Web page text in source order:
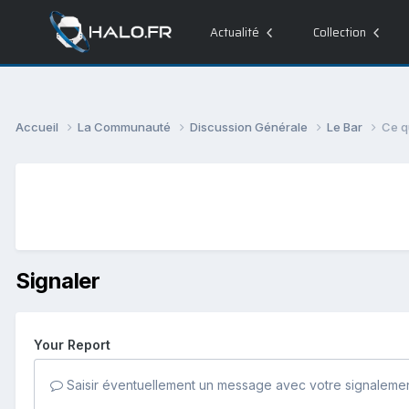
Actualité Collection
Accueil La Communauté Discussion Générale Le Bar Ce
Signaler
Your Report
Saisir éventuellement un message avec votre